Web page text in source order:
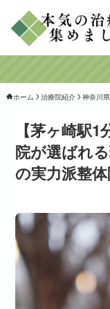
ホーム 治療院紹介 神奈川県
【茅ヶ崎駅
院が選ばれ
の実力派整